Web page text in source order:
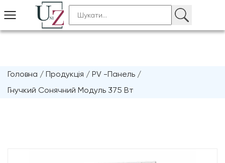
Головна / Продукція / PV -панель /
Гнучкий Сонячний Модуль 375 Вт